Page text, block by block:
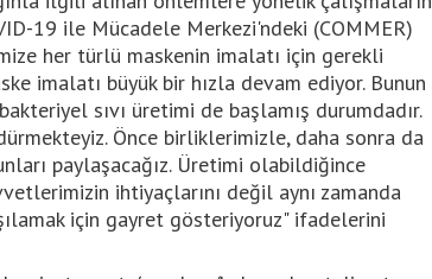
19 ile Mücadele Merkezi'ndeki (COMMER)
her türlü maskenin imalatı için gerekli
imalatı büyük bir hızla devam ediyor. Bunun
sıvı üretimi de başlamış durumdadır.
Önce birliklerimizle, daha sonra da
paylaşacağız. Üretimi olabildiğince
ihtiyaçlarını değil aynı zamanda
için gayret gösteriyoruz" ifadelerini